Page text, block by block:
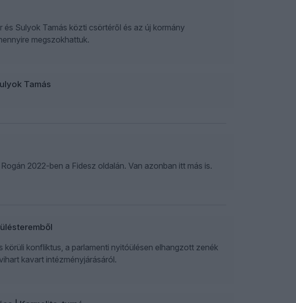
Sulyok Tamás közti csörtéről és az új kormány
megszokhattuk.
Tamás
2022-ben a Fidesz oldalán. Van azonban itt más is.
konfliktus, a parlamenti nyitóülésen elhangzott zenék
kavart intézményjárásáról.